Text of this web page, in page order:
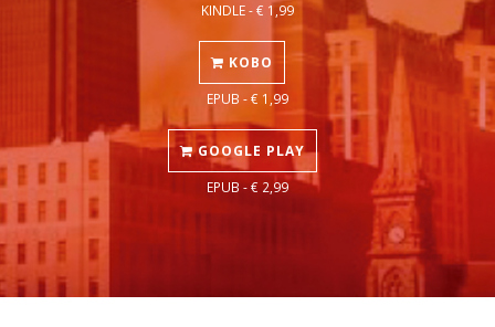
KINDLE - € 1,99
KOBO
EPUB - € 1,99
GOOGLE PLAY
EPUB - € 2,99